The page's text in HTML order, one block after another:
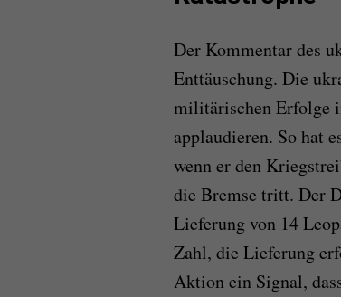
Der Kommentar des
Enttäuschung. Die
militärischen Erfolge
applaudieren. So hat
wenn er den
die Bremse tritt. Der
Lieferung von 14
Zahl, die Lieferung
Aktion ein Signal,